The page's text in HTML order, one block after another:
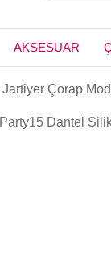
AKSESUAR
Jartiyer Çorap